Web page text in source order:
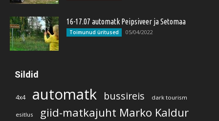
16-17.07 automatk Peipsiveer ja Setomaa
Toimunud üritused 05/04/2022
Sildid
4x4 automatk bussireis dark tourism
esitlus giid-matkajuht Marko Kaldur